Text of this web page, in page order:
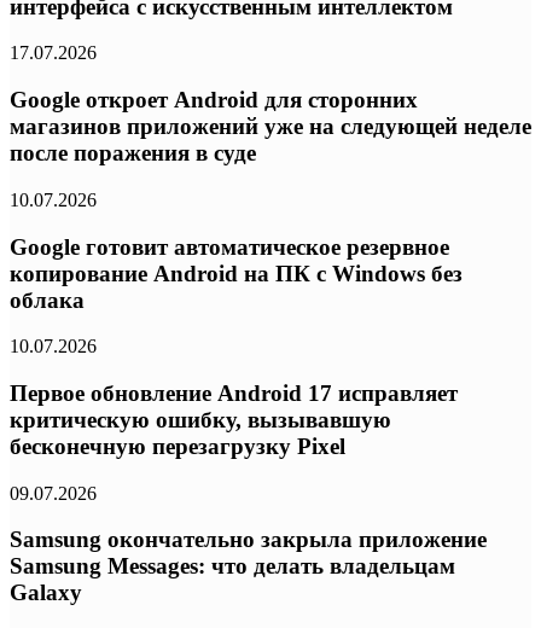
интерфейса с искусственным интеллектом
17.07.2026
Google откроет Android для сторонних
магазинов приложений уже на следующей неделе
после поражения в суде
10.07.2026
Google готовит автоматическое резервное
копирование Android на ПК с Windows без
облака
10.07.2026
Первое обновление Android 17 исправляет
критическую ошибку, вызывавшую
бесконечную перезагрузку Pixel
09.07.2026
Samsung окончательно закрыла приложение
Samsung Messages: что делать владельцам
Galaxy